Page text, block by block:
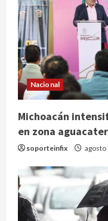
Nacional
Michoacán
en zona
soporteinfix agosto